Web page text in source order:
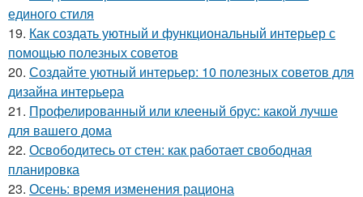
единого стиля
19. Как создать уютный и функциональный интерьер с
помощью полезных советов
20. Создайте уютный интерьер: 10 полезных советов для
дизайна интерьера
21. Профелированный или клееный брус: какой лучше
для вашего дома
22. Освободитесь от стен: как работает свободная
планировка
23. Осень: время изменения рациона